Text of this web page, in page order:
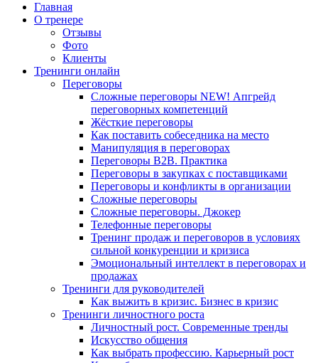
Главная
О тренере
Отзывы
Фото
Клиенты
Тренинги онлайн
Переговоры
Сложные переговоры NEW! Апгрейд
переговорных компетенций
Жёсткие переговоры
Как поставить собеседника на место
Манипуляция в переговорах
Переговоры B2B. Практика
Переговоры в закупках с поставщиками
Переговоры и конфликты в организации
Сложные переговоры
Сложные переговоры. Джокер
Телефонные переговоры
Тренинг продаж и переговоров в условиях
сильной конкуренции и кризиса
Эмоциональный интеллект в переговорах и
продажах
Тренинги для руководителей
Как выжить в кризис. Бизнес в кризис
Тренинги личностного роста
Личностный рост. Современные тренды
Искусство общения
Как выбрать профессию. Карьерный рост